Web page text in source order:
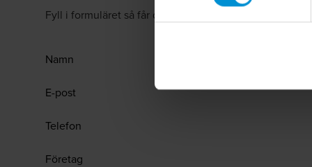
Fyll i formuläret så får du veta hur vi kan stötta ditt
Namn
E-post
Telefon
Företag